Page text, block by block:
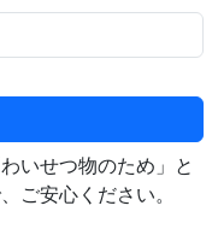
いせつ物のため」と
ご安心ください。